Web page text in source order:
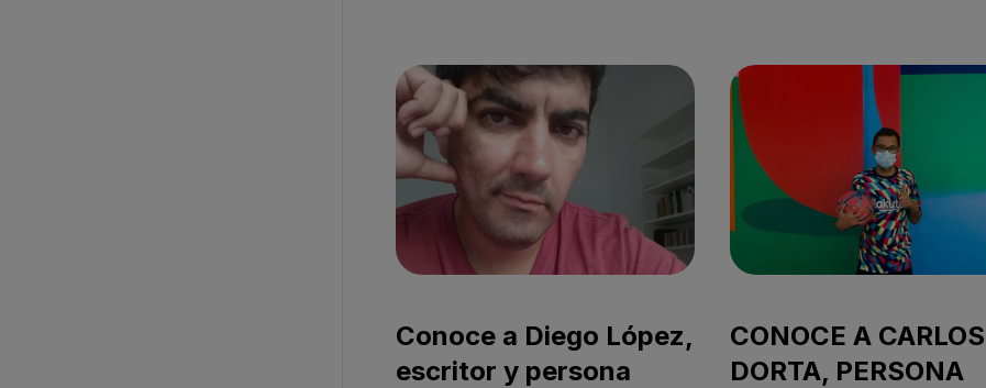
Conoce a Diego López,
escritor y persona
CONOCE A CARLOS
DORTA, PERSONA